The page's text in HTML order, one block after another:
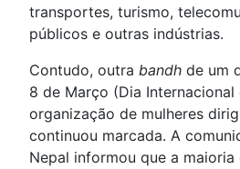
transportes, turismo,
públicos e outras indústrias.
Contudo, outra bandh de um
8 de Março (Dia
organização de mulheres
continuou marcada. A
Nepal informou que a